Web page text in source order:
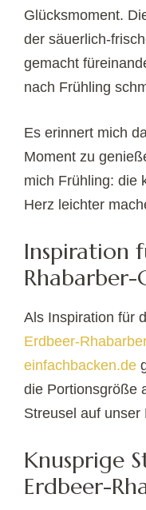
Glücksmoment.
der säuerlich-
gemacht
nach Frühling
Es erinnert mich
Moment zu
mich Frühling: die
Herz leichter
Inspiration
Rhabarber-
Als Inspiration für
Erdbeer-
einfachbacken.de
die Portionsgröße
Streusel auf unser
Knusprige
Erdbeer-